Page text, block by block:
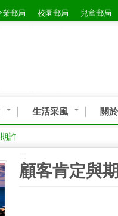
業郵局 校園郵局 兒童郵局
生活采風 關
許
顧客肯定與